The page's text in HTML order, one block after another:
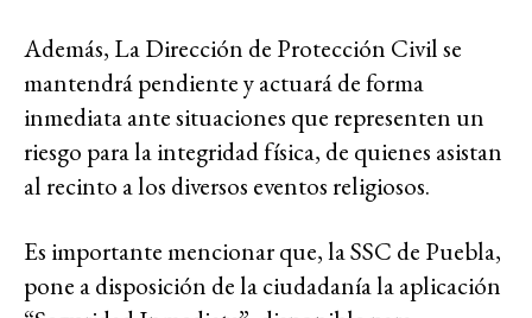
Además, La Dirección de Protección Civil se
mantendrá pendiente y actuará de forma
inmediata ante situaciones que representen un
riesgo para la integridad física, de quienes asistan
al recinto a los diversos eventos religiosos.
Es importante mencionar que, la SSC de Puebla,
pone a disposición de la ciudadanía la aplicación